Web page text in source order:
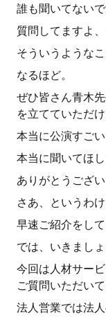
誰も聞いてないで
質問してますよ、
そういうような
なるほど。
ぜひ皆さん青木
を立てていただけ
本当に公演すごい
本当に聞いてほし
ありがとうござい
さあ、というわ
早速ご紹介をし
では、いきましょ
今回は人材サー
ご質問いただいて
法人営業では法